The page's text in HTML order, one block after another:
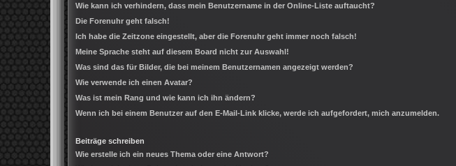
Wie kann ich verhindern, dass mein Benutzername in der Online-Liste auftaucht?
Die Forenuhr geht falsch!
Ich habe die Zeitzone eingestellt, aber die Forenuhr geht immer noch falsch!
Meine Sprache steht auf diesem Board nicht zur Auswahl!
Was sind das für Bilder, die bei meinem Benutzernamen angezeigt werden?
Wie verwende ich einen Avatar?
Was ist mein Rang und wie kann ich ihn ändern?
Wenn ich bei einem Benutzer auf den E-Mail-Link klicke, werde ich aufgefordert, mich anzumelden.
Beiträge schreiben
Wie erstelle ich ein neues Thema oder eine Antwort?